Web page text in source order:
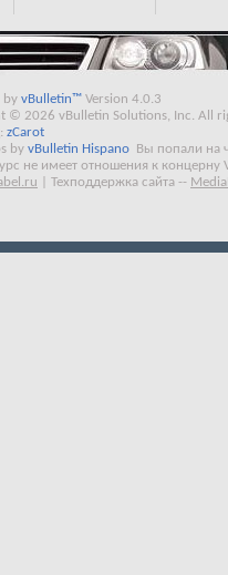
by vBulletin™ Version 4.0.3
© 2026 vBulletin Solutions, Inc. All
zCarot
by vBulletin Hispano
Вы попали на
не имеет отношения к концерну
Техподдержка сайта --